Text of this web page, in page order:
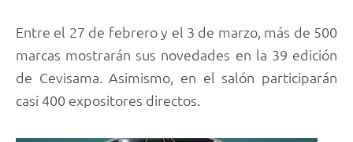
Entre el 27 de febrero y el 3 de marzo, más de 500
marcas mostrarán sus novedades en la 39 edición
de Cevisama. Asimismo, en el salón participarán
casi 400 expositores directos.